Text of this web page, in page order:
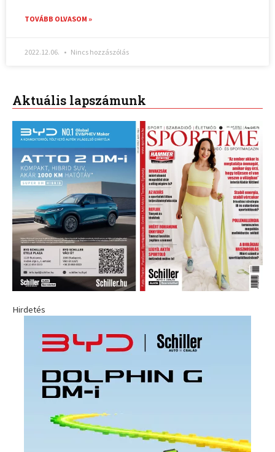
TOVÁBB OLVASOM »
2022.12.06. Nincs hozzászólás
Aktuális lapszámunk
Hirdetés